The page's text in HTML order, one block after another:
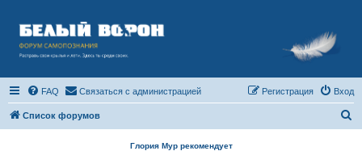
FAQ Связаться с администрацией Вход
Регистрация
Список форумов
Глория Мур рекомендует